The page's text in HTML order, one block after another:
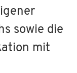
sowie die
mit